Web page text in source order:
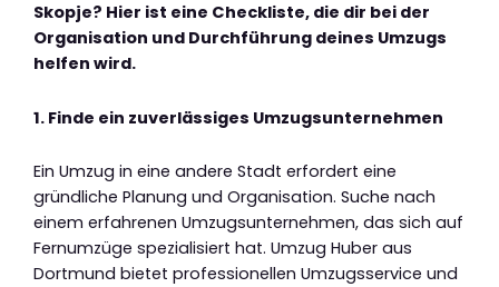
Skopje? Hier ist eine Checkliste, die dir bei der
Organisation und Durchführung deines Umzugs
helfen wird.
1. Finde ein zuverlässiges Umzugsunternehmen
Ein Umzug in eine andere Stadt erfordert eine
gründliche Planung und Organisation. Suche nach
einem erfahrenen Umzugsunternehmen, das sich auf
Fernumzüge spezialisiert hat. Umzug Huber aus
Dortmund bietet professionellen Umzugsservice und